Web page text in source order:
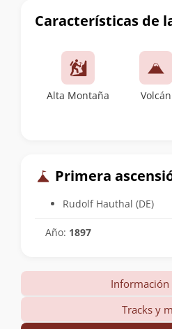
Características de
Alta Montaña Volcán
Primera
Rudolf Hauthal (DE)
Año: 1897
Información
Tracks y